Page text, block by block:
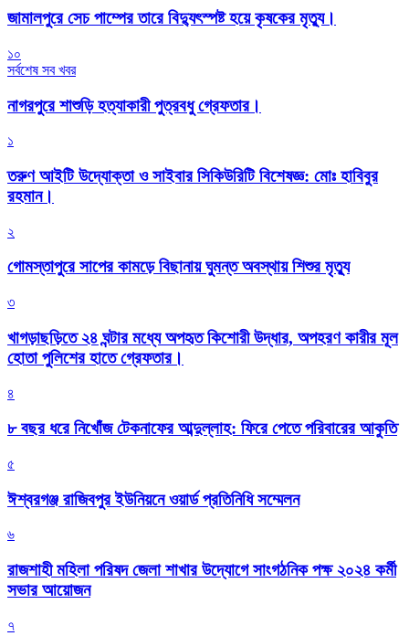
জামালপুরে সেচ পাম্পের তারে বিদ্যুৎস্পষ্ট হয়ে কৃষকের মৃত্যু।
১০
সর্বশেষ সব খবর
নাগরপুরে শাশুড়ি হত্যাকারী পুত্রবধু গ্রেফতার।
১
তরুণ আইটি উদ্যোক্তা ও সাইবার সিকিউরিটি বিশেষজ্ঞ: মোঃ হাবিবুর
রহমান।
২
গোমস্তাপুরে সাপের কামড়ে বিছানায় ঘুমন্ত অবস্থায় শিশুর মৃত্যু
৩
খাগড়াছড়িতে ২৪ ঘন্টার মধ্যে অপহৃত কিশোরী উদ্ধার, অপহরণ কারীর মূল
হোতা পুলিশের হাতে গ্রেফতার।
৪
৮ বছর ধরে নিখোঁজ টেকনাফের আব্দুল্লাহ: ফিরে পেতে পরিবারের আকুতি
৫
ঈশ্বরগঞ্জ রাজিবপুর ইউনিয়নে ওয়ার্ড প্রতিনিধি সম্মেলন
৬
রাজশাহী মহিলা পরিষদ জেলা শাখার উদ্যোগে সাংগঠনিক পক্ষ ২০২৪ কর্মী
সভার আয়োজন
৭